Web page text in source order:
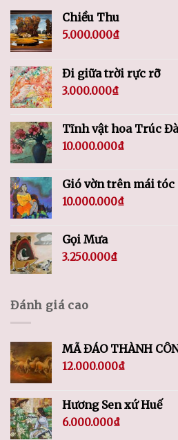
Chiều Thu
5.000.000₫
Đi giữa trời rực rỡ
3.000.000₫
Tĩnh vật hoa Trúc
10.000.000₫
Gió vờn trên mái tóc
10.000.000₫
Gọi Mưa
3.250.000₫
Đánh giá cao
MÃ ĐÁO THÀNH
12.000.000₫
Hương Sen xứ Huế
6.000.000₫